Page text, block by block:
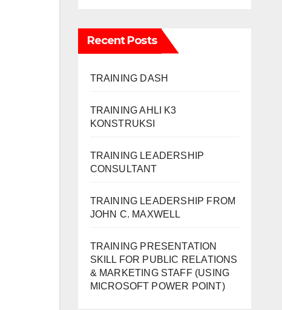
Recent Posts
TRAINING DASH
TRAINING AHLI K3
KONSTRUKSI
TRAINING LEADERSHIP
CONSULTANT
TRAINING LEADERSHIP FROM
JOHN C. MAXWELL
TRAINING PRESENTATION
SKILL FOR PUBLIC RELATIONS
& MARKETING STAFF (USING
MICROSOFT POWER POINT)